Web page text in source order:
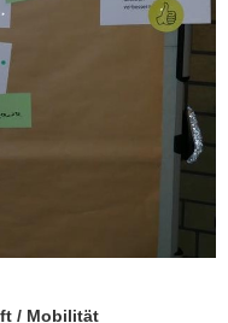
/ Mobilität